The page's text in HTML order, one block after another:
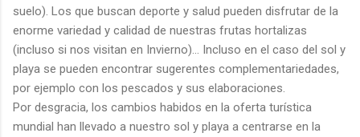
suelo). Los que buscan deporte y salud pueden disfrutar de la
enorme variedad y calidad de nuestras frutas hortalizas
(incluso si nos visitan en Invierno)... Incluso en el caso del sol y
playa se pueden encontrar sugerentes complementariedades,
por ejemplo con los pescados y sus elaboraciones.
Por desgracia, los cambios habidos en la oferta turística
mundial han llevado a nuestro sol y playa a centrarse en la